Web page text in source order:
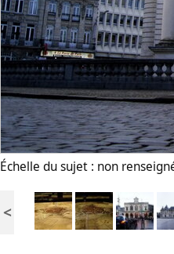
Échelle du sujet : non
<